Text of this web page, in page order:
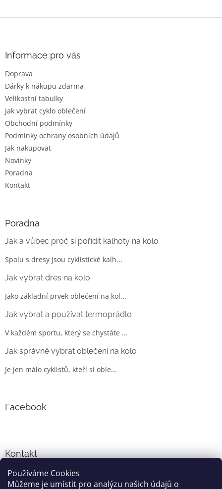
Používáme Cookies
Můžeme je umístit pro analýzu našich údajů o
Informace pro vás
Doprava
Dárky k nákupu zdarma
Velikostní tabulky
Jak vybrat cyklo oblečení
Obchodní podmínky
Podmínky ochrany osobních údajů
Jak nakupovat
Novinky
Poradna
Kontakt
Poradna
Jak a vůbec proč si pořídit kalhoty na kolo
Spolu s dresy jsou cyklistické kalh...
Jak vybrat dres na kolo
Jako základní prvek oblečení na kol...
Jak vybrat a používat termoprádlo
V každém sportu, který se chystáte ...
Jak správně vybrat oblečení na kolo
Je jen málo cyklistů, kteří si oble...
Facebook
Kontakt
info@cyklo-obleceni.cz